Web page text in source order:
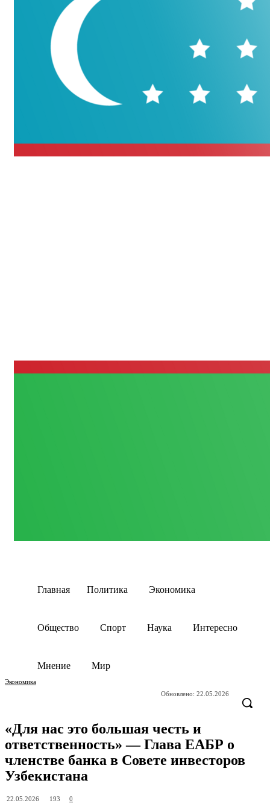
Главная Политика Экономика
Общество Спорт Наука Интересно
Мнение Мир
Экономика
Обновлено: 22.05.2026
«Для нас это большая честь и
ответственность» — Глава ЕАБР о
членстве банка в Совете инвесторов
Узбекистана
22.05.2026 193 0